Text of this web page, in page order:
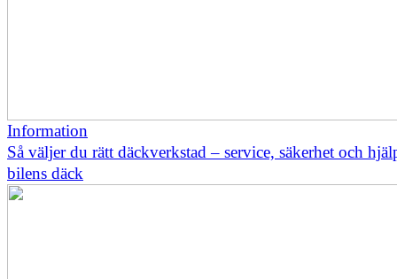
Information
Så väljer du rätt däckverkstad – service, säkerhet och
bilens däck